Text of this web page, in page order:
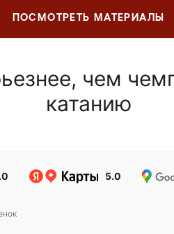
ПОСМОТРЕТЬ МАТЕРИАЛЫ
чем
катанию
5.0